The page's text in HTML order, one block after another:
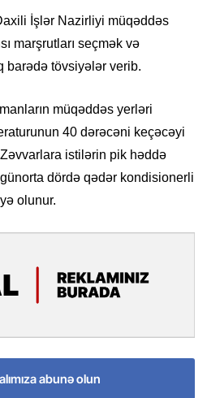
İşlər Nazirliyi müqəddəs
marşrutları seçmək və
barədə tövsiyələr verib.
müqəddəs yerləri
40 dərəcəni keçəcəyi
istilərin pik həddə
dördə qədər kondisionerli
olunur.
abunə olun